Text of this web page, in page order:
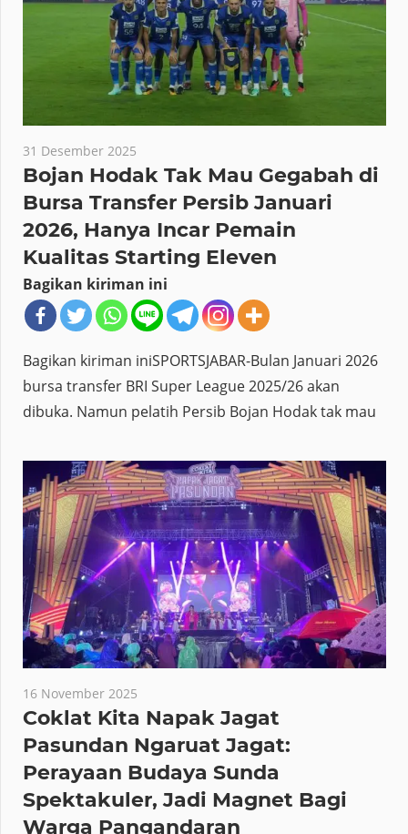
31 Desember 2025
Bojan Hodak Tak Mau Gegabah di
Bursa Transfer Persib Januari
2026, Hanya Incar Pemain
Kualitas Starting Eleven
Bagikan kiriman ini
Bagikan kiriman iniSPORTSJABAR-Bulan Januari 2026
bursa transfer BRI Super League 2025/26 akan
dibuka. Namun pelatih Persib Bojan Hodak tak mau
16 November 2025
Coklat Kita Napak Jagat
Pasundan Ngaruat Jagat:
Perayaan Budaya Sunda
Spektakuler, Jadi Magnet Bagi
Warga Pangandaran